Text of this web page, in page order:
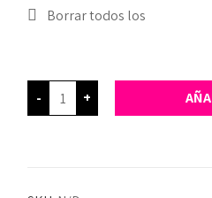
Borrar todos los
- +